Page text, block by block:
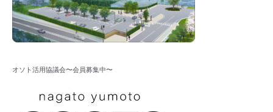
オソト活用協議会〜会員募集中〜